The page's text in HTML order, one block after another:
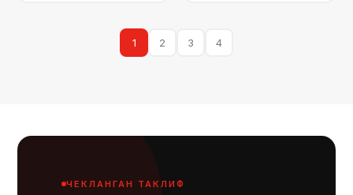
1 2 3 4
ЧЕКЛАНГАН ТАКЛИФ